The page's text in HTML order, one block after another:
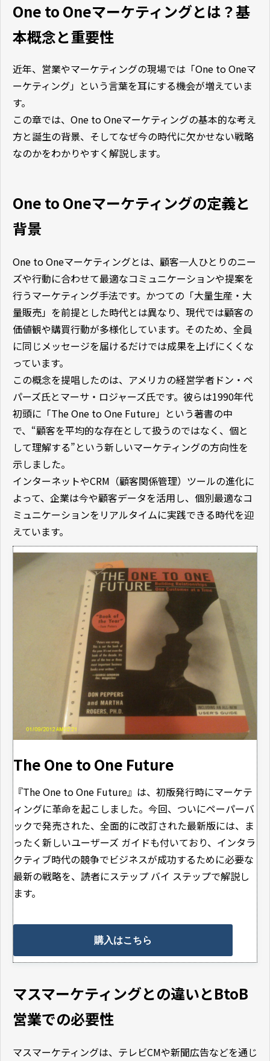
One to Oneマーケティングとは？基
本概念と重要性
近年、営業やマーケティングの現場では「One to Oneマ
ーケティング」という言葉を耳にする機会が増えていま
す。
この章では、One to Oneマーケティングの基本的な考え
方と誕生の背景、そしてなぜ今の時代に欠かせない戦略
なのかをわかりやすく解説します。
One to Oneマーケティングの定義と
背景
One to Oneマーケティングとは、顧客一人ひとりのニー
ズや行動に合わせて最適なコミュニケーションや提案を
行うマーケティング手法です。かつての「大量生産・大
量販売」を前提とした時代とは異なり、現代では顧客の
価値観や購買行動が多様化しています。そのため、全員
に同じメッセージを届けるだけでは成果を上げにくくな
っています。
この概念を提唱したのは、アメリカの経営学者ドン・ペ
パーズ氏とマーサ・ロジャーズ氏です。彼らは1990年代
初頭に「The One to One Future」という著書の中
で、“顧客を平均的な存在として扱うのではなく、個と
して理解する”という新しいマーケティングの方向性を
示しました。
インターネットやCRM（顧客関係管理）ツールの進化に
よって、企業は今や顧客データを活用し、個別最適なコ
ミュニケーションをリアルタイムに実践できる時代を迎
えています。
The One to One Future
『The One to One Future』は、初版発行時にマーケテ
ィングに革命を起こしました。今回、ついにペーパーバ
ックで発売された、全面的に改訂された最新版には、ま
ったく新しいユーザーズ ガイドも付いており、インタラ
クティブ時代の競争でビジネスが成功するために必要な
最新の戦略を、読者にステップ バイ ステップで解説し
ます。
購入はこちら
マスマーケティングとの違いとBtoB
営業での必要性
マスマーケティングは、テレビCMや新聞広告などを通じ